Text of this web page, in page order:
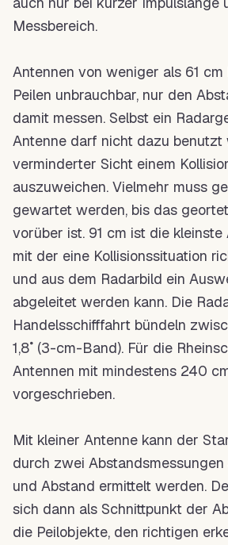
Messbereich.
Antennen von weniger als 61 cm
Peilen unbrauchbar, nur den
damit messen. Selbst ein
Antenne darf nicht dazu benutzt
verminderter Sicht einem
auszuweichen. Vielmehr muss
gewartet werden, bis das
vorüber ist. 91 cm ist die kleinste
mit der eine Kollisionssituation
und aus dem Radarbild ein
abgeleitet werden kann. Die
Handelsschifffahrt bündeln
1,8˚ (3-cm-Band). Für die
Antennen mit mindestens 240
vorgeschrieben.
Mit kleiner Antenne kann der
durch zwei
und Abstand ermittelt werden.
sich dann als Schnittpunkt der
die Peilobjekte, den richtigen